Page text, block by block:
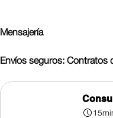
Mensajería
Envíos seguros: Contratos